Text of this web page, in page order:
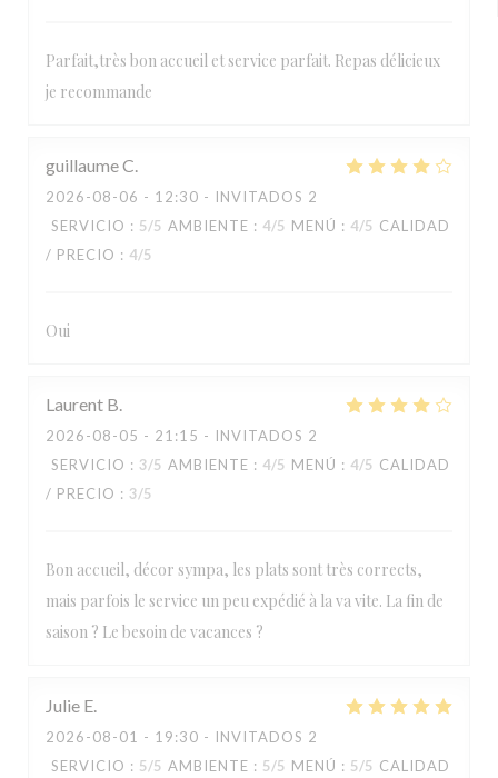
Parfait,très bon accueil et service parfait. Repas délicieux
je recommande
guillaumeC
2026-08-06 - 12:30 - INVITADOS 2
SERVICIO : 5/5 AMBIENTE : 4/5 MENÚ : 4/5 CALIDAD
/ PRECIO : 4/5
Oui
Laurent B
2026-08-05 - 21:15 - INVITADOS 2
SERVICIO : 3/5 AMBIENTE : 4/5 MENÚ : 4/5 CALIDAD
/ PRECIO : 3/5
Bon accueil, décor sympa, les plats sont très corrects,
mais parfois le service un peu expédié à la va vite. La fin de
saison ? Le besoin de vacances ?
Julie E
2026-08-01 - 19:30 - INVITADOS 2
SERVICIO : 5/5 AMBIENTE : 5/5 MENÚ : 5/5 CALIDAD